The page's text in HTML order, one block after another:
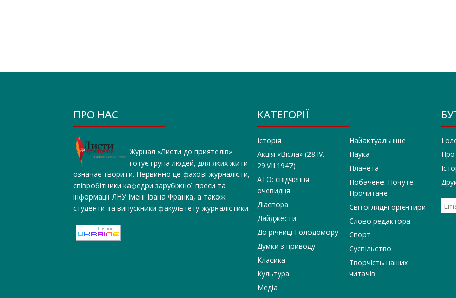
ПРО НАС
Журнал «Листи до приятелів»
готує група людей, для яких жити
означає творити. Первинно це фахові журналісти,
співробітники кафедри зарубіжної преси та
інформації ЛНУ імені Івана Франка, а також
студенти та випускники факультету журналістики.
КАТЕГОРІЇ
Історія
Акція «Вісла» (28.IV.–
29.VII.1947)
АТО: свідчення
очевидця
Діаспора
Дайджести
До річниці Голодомору
Думки з приводу
Класика
Культура
Медіа
Найактуальніше
Наука
Планета
Побачене. Почуте.
Прочитане
Світоглядні орієнтири
Слово редактора
Спорт
Суспільство
Творчість наших
читачів
Про